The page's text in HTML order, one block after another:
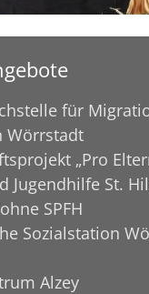
für
Wörrstadt
„Pro
Jugendhilfe St.
SPFH
Sozialstation
Alzey